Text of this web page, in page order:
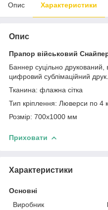
Опис Характеристики
Опис
Прапор військовий
Баннер суцільно друкований,
цифровий сублімаційний друк.
Тканина: флажна сітка
Тип кріплення: Люверси по 4
Розмір: 700х1000 мм
Приховати
Характеристики
Основні
Виробник